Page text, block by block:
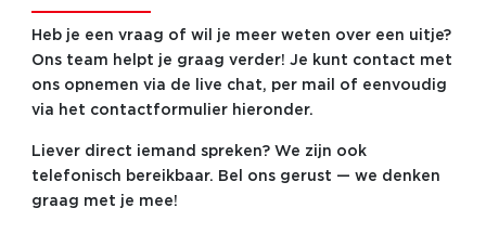
Heb je een vraag of wil je meer weten over een uitje?
Ons team helpt je graag verder! Je kunt contact met
ons opnemen via de live chat, per mail of eenvoudig
via het contactformulier hieronder.
Liever direct iemand spreken? We zijn ook
telefonisch bereikbaar. Bel ons gerust — we denken
graag met je mee!